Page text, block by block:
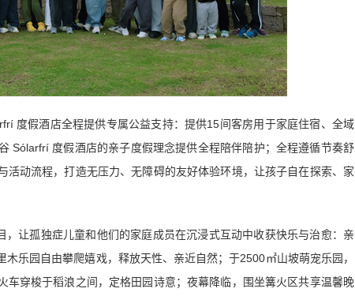
度假酒店全程提供专属公益支持：提供15间客房用于家庭住宿、全域
Sólarfrí 度假酒店的亲子度假理念提供全程陪伴陪护；全程遵循节奏舒
动流程，打造无压力、无障碍的友好体验环境，让孩子自在探索、家
让孤独症儿童和他们的家庭成员在沉浸式互动中收获快乐与治愈：亲
乐园自由攀爬嬉戏，释放天性、亲近自然；于2500㎡山坡萌宠乐园，
穿梭于稻浪之间，定格田园诗意；夜幕降临，围坐篝火区共享温馨晚